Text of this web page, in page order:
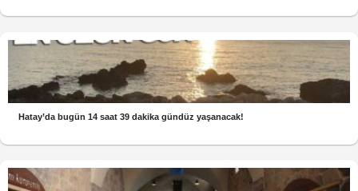
Hatay’da bugün 14 saat 39 dakika gündüz yaşanacak!